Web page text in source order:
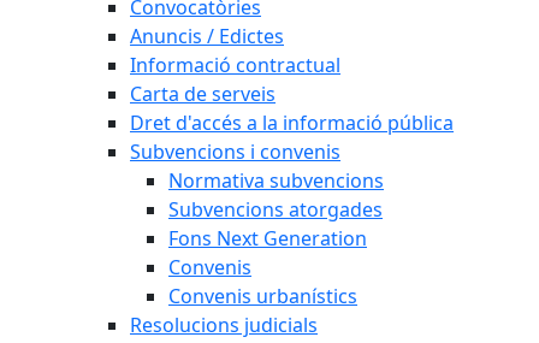
Convocatòries
Anuncis / Edictes
Informació contractual
Carta de serveis
Dret d'accés a la informació pública
Subvencions i convenis
Normativa subvencions
Subvencions atorgades
Fons Next Generation
Convenis
Convenis urbanístics
Resolucions judicials